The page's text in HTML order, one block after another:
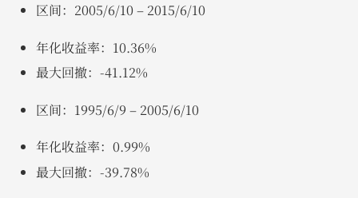
区间：2005/6/10 – 2015/6/10
年化收益率：10.36%
最大回撤：-41.12%
区间：1995/6/9 – 2005/6/10
年化收益率：0.99%
最大回撤：-39.78%